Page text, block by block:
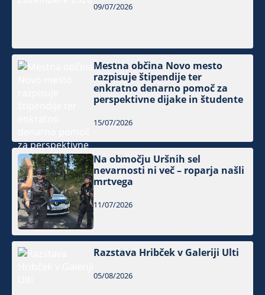
09/07/2026
Mestna občina Novo mesto
razpisuje štipendije ter
enkratno denarno pomoč za
perspektivne dijake in študente
15/07/2026
Na območju Uršnih sel
nevarnosti ni več – roparja našli
mrtvega
11/07/2026
Razstava Hribček v Galeriji Ulti
05/08/2026